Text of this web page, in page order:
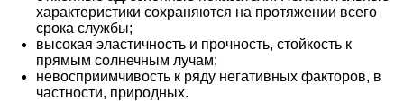
характеристики сохраняются на протяжении всего
срока службы;
высокая эластичность и прочность, стойкость к
прямым солнечным лучам;
невосприимчивость к ряду негативных факторов, в
частности, природных.